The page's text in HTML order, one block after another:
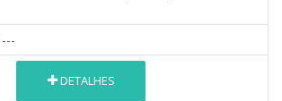
---
DETALHES